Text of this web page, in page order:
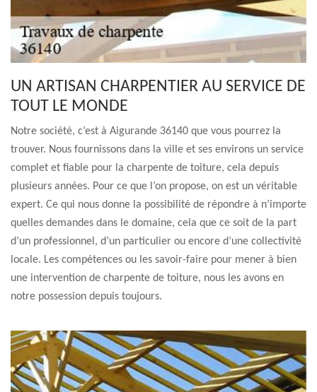
UN ARTISAN CHARPENTIER AU SERVICE DE
TOUT LE MONDE
Notre société, c’est à Aigurande 36140 que vous pourrez la
trouver. Nous fournissons dans la ville et ses environs un service
complet et fiable pour la charpente de toiture, cela depuis
plusieurs années. Pour ce que l’on propose, on est un véritable
expert. Ce qui nous donne la possibilité de répondre à n’importe
quelles demandes dans le domaine, cela que ce soit de la part
d’un professionnel, d’un particulier ou encore d’une collectivité
locale. Les compétences ou les savoir-faire pour mener à bien
une intervention de charpente de toiture, nous les avons en
notre possession depuis toujours.